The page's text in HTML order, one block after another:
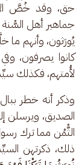
حق، وقد خُصَّ
جماهير أهل السُّنة
يُورَثون، وأنهم
كانوا يصرفون،
لأُمتهم، فكذلك
وذكر أنه خطر
الصديق، ويرسلن
الثُّمُن مما ترك
ذلك، ذكرتهن